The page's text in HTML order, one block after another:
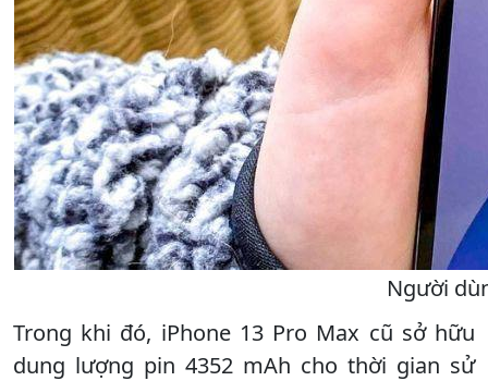
Người
Trong khi đó, iPhone 13 Pro Max cũ sở hữu
dung lượng pin 4352 mAh cho thời gian sử